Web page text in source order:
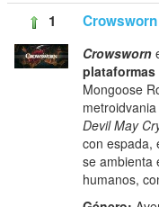
1 Crowsworn
Crowsworn
plataformas
Mongoose
Devil May
con espada,
se ambienta
humanos,